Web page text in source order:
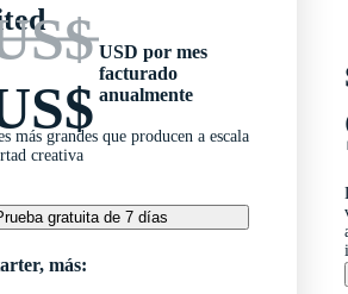
USD por mes
facturado
anualmente
más grandes que producen a escala
creativa
gratuita de 7 días
más: